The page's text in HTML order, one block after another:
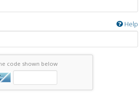
Help
code shown below